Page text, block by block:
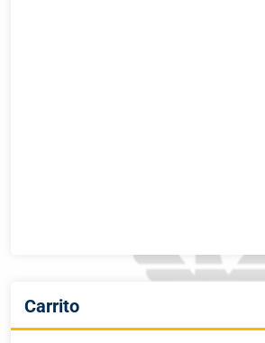
Carrito